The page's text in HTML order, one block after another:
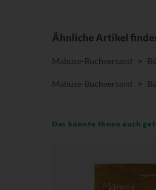
Ähnliche Artikel
Mabuse-Buchversand >
Mabuse-Buchversand >
Das könnte Ihnen auch